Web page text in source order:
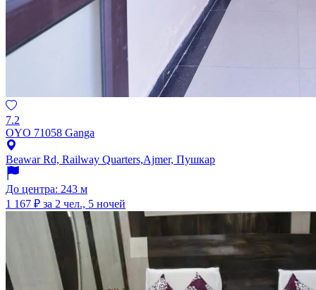
7.2
OYO 71058 Ganga
Beawar Rd, Railway Quarters,Ajmer, Пушкар
До центра: 243 м
1 167 ₽ за 2 чел., 5 ночей